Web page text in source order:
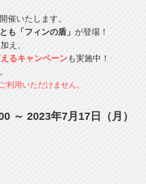
催いたします。
も「フィンの盾」 が登場！
え、
るキャンペーンも実施中！
用いただけません。
～ 2023年7月17日（月）